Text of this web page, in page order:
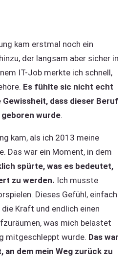
kam erstmal noch ein
der langsam aber sicher in
IT-Job merkte ich schnell,
Es fühlte sic nicht echt
Gewissheit, dass dieser Beruf
wurde.
kam, als ich 2013 meine
Das war ein Moment, in dem
spürte, was es bedeutet,
zu werden. Ich musste
Dieses Gefühl, einfach
die Kraft und endlich einen
was mich belastet
mitgeschleppt wurde. Das war
dem mein Weg zurück zu